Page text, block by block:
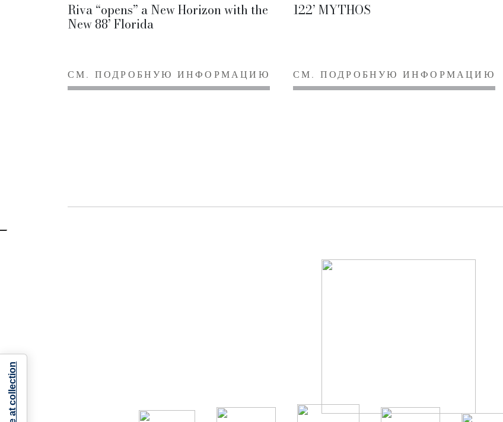
Riva “opens” a New Horizon with the
New 88’ Florida
СМ. ПОДРОБНУЮ ИНФОРМАЦИЮ
122’ MYTHOS
СМ. ПОДРОБНУЮ ИНФОРМАЦИЮ
Notice at collection